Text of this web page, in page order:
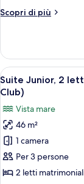
king,
parziale
(Allure)
Scopri di più
Altri
Junior,
letto
king,
oceano
parziale
(Allure)
Apri
tutte
foto
per
Suite
Junior,
2
7
Suite Junior, 2
Club)
Vista mare
46 m²
1 camera
Per 3 persone
2 letti